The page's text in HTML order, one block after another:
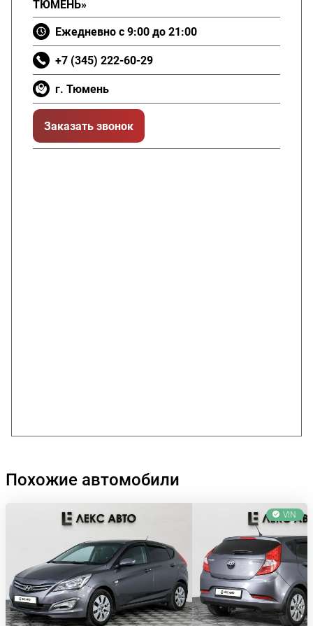
ТЮМЕНЬ»
Ежедневно с 9:00 до 21:00
+7 (345) 222-60-29
г. Тюмень
Заказать звонок
Похожие автомобили
VIN